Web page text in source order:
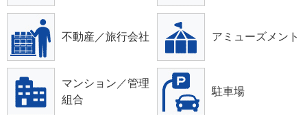
不動産／旅行会社 アミューズメント
マンション／管理
組合
駐車場